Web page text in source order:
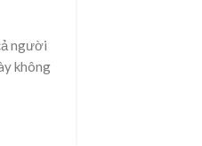
người
không